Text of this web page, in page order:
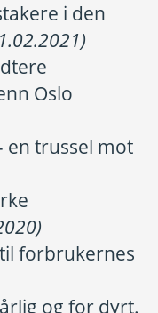
i den
Oslo
en trussel mot
forbrukernes
og for dyrt.